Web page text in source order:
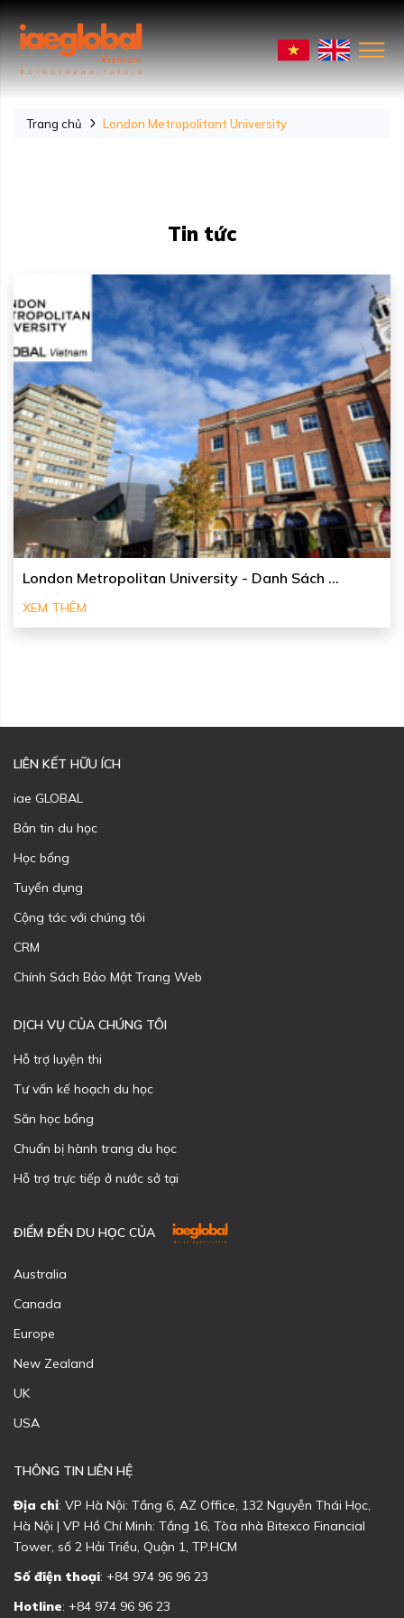
Trang chủ London Metropolitant University
Tin tức
London Metropolitan University - Danh Sách ...
XEM THÊM
LIÊN KẾT HỮU ÍCH
iae GLOBAL
Bản tin du học
Học bổng
Tuyển dụng
Cộng tác với chúng tôi
CRM
Chính Sách Bảo Mật Trang Web
DỊCH VỤ CỦA CHÚNG TÔI
Hỗ trợ luyện thi
Tư vấn kế hoạch du học
Săn học bổng
Chuẩn bị hành trang du học
Hỗ trợ trực tiếp ở nước sở tại
ĐIỂM ĐẾN DU HỌC CỦA
Australia
Canada
Europe
New Zealand
UK
USA
THÔNG TIN LIÊN HỆ
Địa chỉ: VP Hà Nội: Tầng 6, AZ Office, 132 Nguyễn Thái Học,
Hà Nội | VP Hồ Chí Minh: Tầng 16, Tòa nhà Bitexco Financial
Tower, số 2 Hải Triều, Quận 1, TP.HCM
Số điện thoại: +84 974 96 96 23
Hotline: +84 974 96 96 23